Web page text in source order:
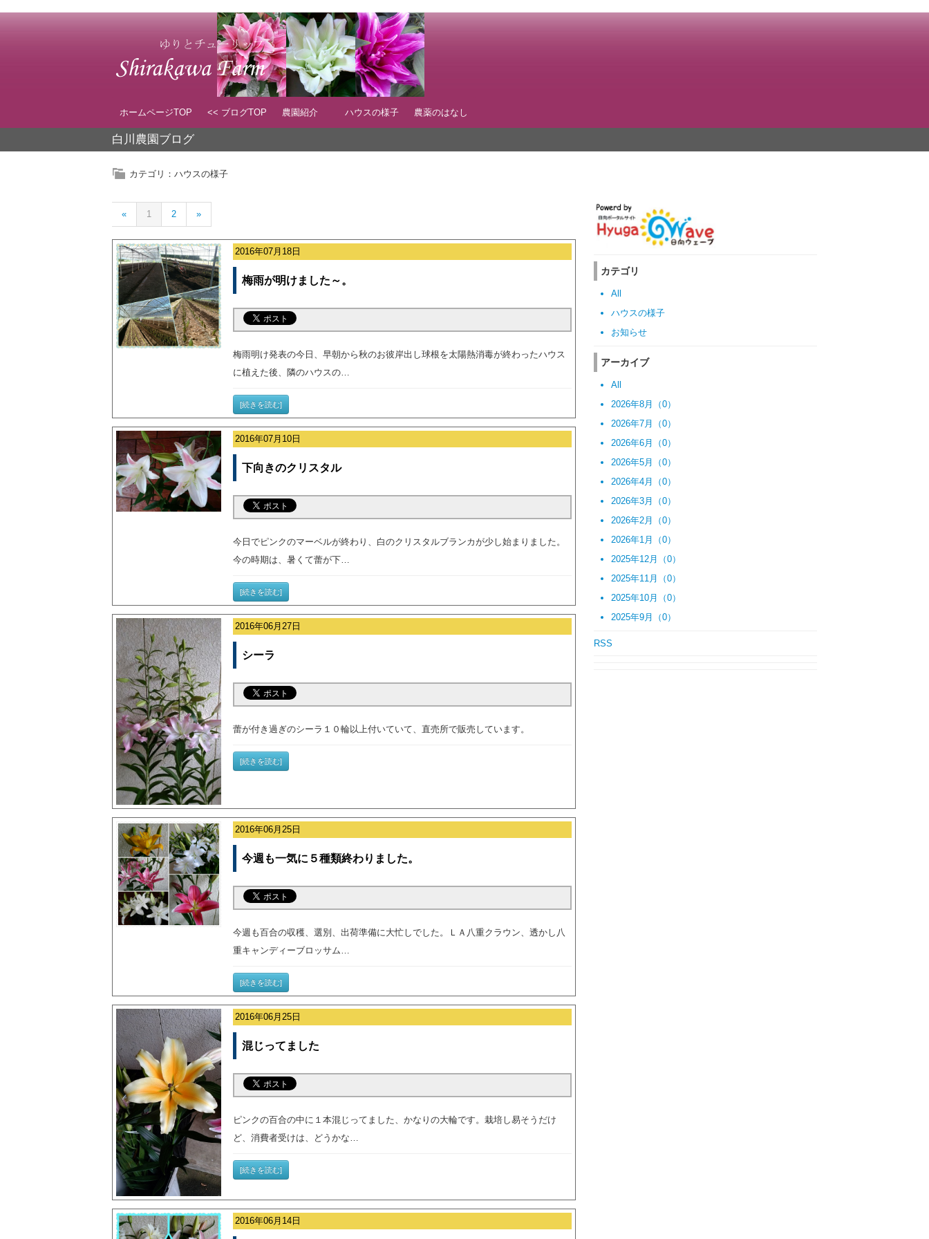
ホームページTOP << ブログTOP 農園紹介 ハウスの様子 農薬のはなし
白川農園ブログ
カテゴリ：ハウスの様子
« 1 2 »
2016年07月18日
梅雨が明けました～。
梅雨明け発表の今日、早朝から秋のお彼岸出し球根を太陽熱消毒が終わったハウス
に植えた後、隣のハウスの…
[続きを読む]
2016年07月10日
下向きのクリスタル
今日でピンクのマーベルが終わり、白のクリスタルブランカが少し始まりました。
今の時期は、暑くて蕾が下…
[続きを読む]
2016年06月27日
シーラ
蕾が付き過ぎのシーラ１０輪以上付いていて、直売所で販売しています。
[続きを読む]
2016年06月25日
今週も一気に５種類終わりました。
今週も百合の収穫、選別、出荷準備に大忙しでした。ＬＡ八重クラウン、透かし八
重キャンディーブロッサム…
[続きを読む]
2016年06月25日
混じってました
ピンクの百合の中に１本混じってました、かなりの大輪です。栽培し易そうだけ
ど、消費者受けは、どうかな…
[続きを読む]
2016年06月14日
カテゴリ
All
ハウスの様子
お知らせ
アーカイブ
All
2026年8月（0）
2026年7月（0）
2026年6月（0）
2026年5月（0）
2026年4月（0）
2026年3月（0）
2026年2月（0）
2026年1月（0）
2025年12月（0）
2025年11月（0）
2025年10月（0）
2025年9月（0）
RSS